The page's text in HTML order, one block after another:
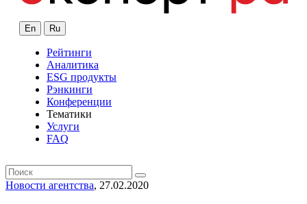
En Ru
Рейтинги
Аналитика
ESG продукты
Рэнкинги
Конференции
Тематики
Услуги
FAQ
Новости агентства, 27.02.2020